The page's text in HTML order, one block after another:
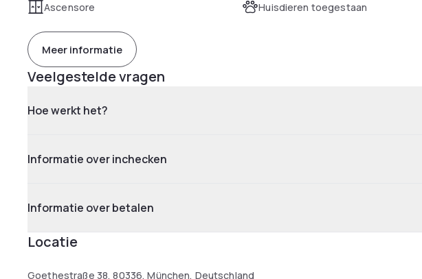
Ascensore Huisdieren toegestaan
Meer informatie
Veelgestelde vragen
Hoe werkt het?
Informatie over inchecken
Informatie over betalen
Locatie
Goethestraße 38, 80336, München, Deutschland